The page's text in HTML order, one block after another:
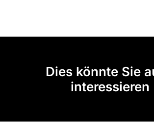
Dies könnte Sie
interessieren